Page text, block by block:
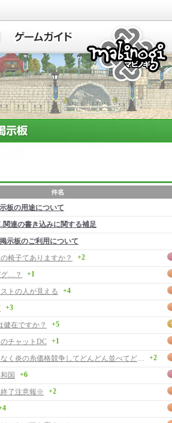
板の用途について
連の書き込みに関する補足
示板のご利用について
椅子てありますか？
+2
グ…？
+1
トの人が見える
+4
+3
健在ですか？
+5
チャットDC +1
私にお構いなく炎の糸価格競争してどんどん並べてどうぞ。
+2
国
+6
了注意報※
+2